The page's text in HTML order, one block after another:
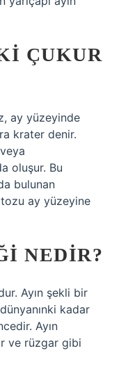
ÇUKUR
ay yüzeyinde
krater denir.
oluşur. Bu
bulunan
tozu ay yüzeyine
NEDIR?
Ayın şekli bir
kadar
Ayın
ve rüzgar gibi